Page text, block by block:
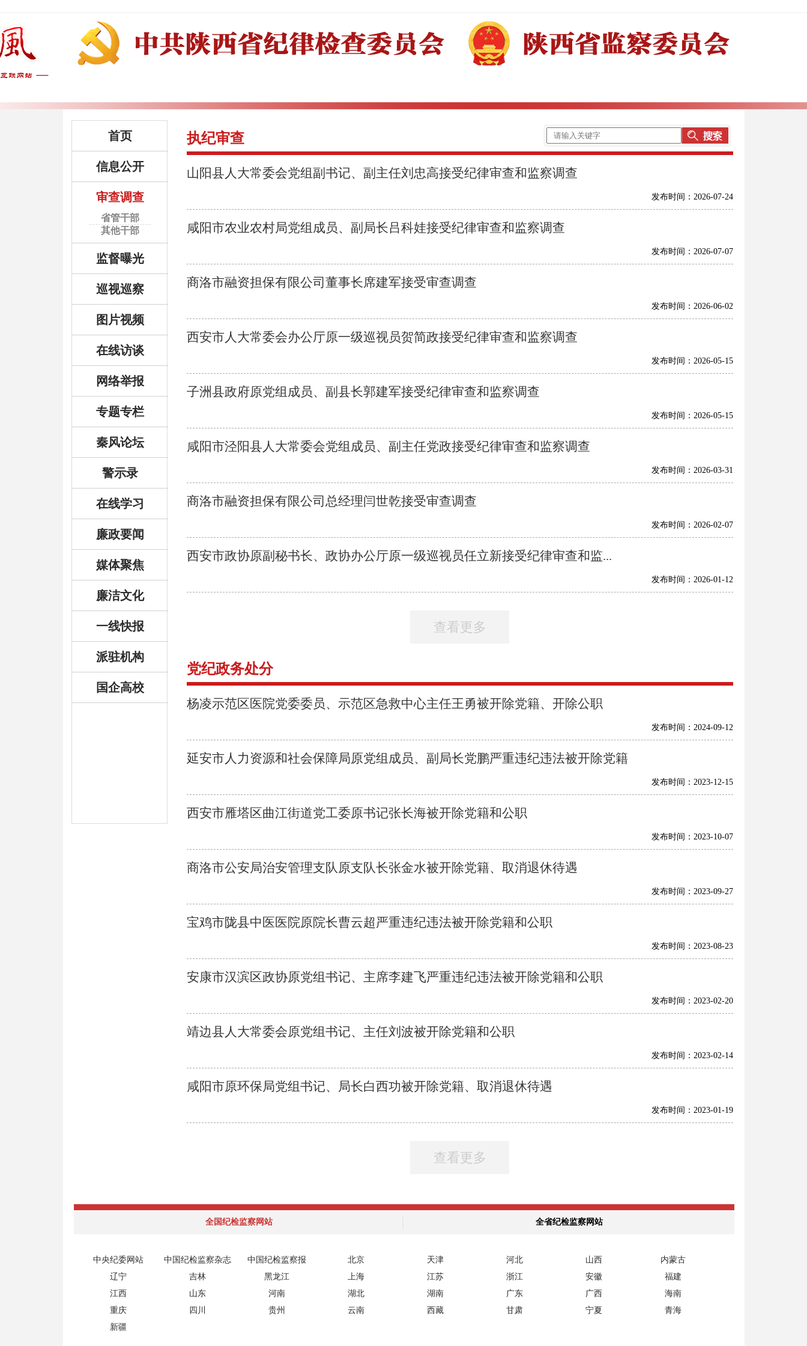
首页
信息公开
审查调查
省管干部
其他干部
监督曝光
巡视巡察
图片视频
在线访谈
网络举报
专题专栏
秦风论坛
警示录
在线学习
廉政要闻
媒体聚焦
廉洁文化
一线快报
派驻机构
国企高校
执纪审查
山阳县人大常委会党组副书记、副主任刘忠高接受纪律审查和监察调查
发布时间：2026-07-24
咸阳市农业农村局党组成员、副局长吕科娃接受纪律审查和监察调查
发布时间：2026-07-07
商洛市融资担保有限公司董事长席建军接受审查调查
发布时间：2026-06-02
西安市人大常委会办公厅原一级巡视员贺简政接受纪律审查和监察调查
发布时间：2026-05-15
子洲县政府原党组成员、副县长郭建军接受纪律审查和监察调查
发布时间：2026-05-15
咸阳市泾阳县人大常委会党组成员、副主任党政接受纪律审查和监察调查
发布时间：2026-03-31
商洛市融资担保有限公司总经理闫世乾接受审查调查
发布时间：2026-02-07
西安市政协原副秘书长、政协办公厅原一级巡视员任立新接受纪律审查和监...
发布时间：2026-01-12
查看更多
党纪政务处分
杨凌示范区医院党委委员、示范区急救中心主任王勇被开除党籍、开除公职
发布时间：2024-09-12
延安市人力资源和社会保障局原党组成员、副局长党鹏严重违纪违法被开除党籍
发布时间：2023-12-15
西安市雁塔区曲江街道党工委原书记张长海被开除党籍和公职
发布时间：2023-10-07
商洛市公安局治安管理支队原支队长张金水被开除党籍、取消退休待遇
发布时间：2023-09-27
宝鸡市陇县中医医院原院长曹云超严重违纪违法被开除党籍和公职
发布时间：2023-08-23
安康市汉滨区政协原党组书记、主席李建飞严重违纪违法被开除党籍和公职
发布时间：2023-02-20
靖边县人大常委会原党组书记、主任刘波被开除党籍和公职
发布时间：2023-02-14
咸阳市原环保局党组书记、局长白西功被开除党籍、取消退休待遇
发布时间：2023-01-19
查看更多
全国纪检监察网站 全省纪检监察网站
中央纪委网站 中国纪检监察杂志 中国纪检监察报 北京 天津 河北 山西
内蒙古
辽宁
吉林 黑龙江 上海 江苏 浙江 安徽
福建
江西
山东 河南 湖北 湖南 广东 广西
海南
重庆
四川 贵州 云南 西藏 甘肃 宁夏
青海
新疆